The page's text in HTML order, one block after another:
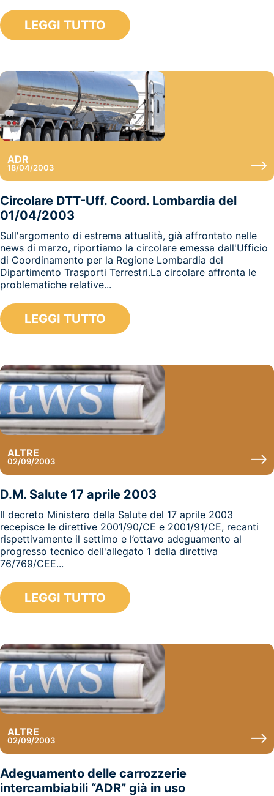
LEGGI TUTTO
ADR
18/04/2003
Circolare DTT-Uff. Coord. Lombardia del
01/04/2003
Sull'argomento di estrema attualità, già affrontato nelle
news di marzo, riportiamo la circolare emessa dall'Ufficio
di Coordinamento per la Regione Lombardia del
Dipartimento Trasporti Terrestri.La circolare affronta le
problematiche relative...
LEGGI TUTTO
ALTRE
02/09/2003
D.M. Salute 17 aprile 2003
Il decreto Ministero della Salute del 17 aprile 2003
recepisce le direttive 2001/90/CE e 2001/91/CE, recanti
rispettivamente il settimo e l’ottavo adeguamento al
progresso tecnico dell'allegato 1 della direttiva
76/769/CEE...
LEGGI TUTTO
ALTRE
02/09/2003
Adeguamento delle carrozzerie
intercambiabili “ADR” già in uso